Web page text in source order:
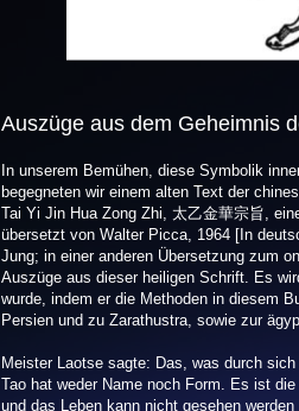
Auszüge aus dem Geheimnis
In unserem Bemühen, diese Symbolik
begegneten wir einem alten Text der
Tai Yi Jin Hua Zong Zhi, 太乙金華宗旨,
übersetzt von Walter Picca, 1964 [In
Jung; in einer anderen Übersetzung zum
Auszüge aus dieser heiligen Schrift. Es
wurde, indem er die Methoden in diesem
Persien und zu Zarathustra, sowie zur
Meister Laotse sagte: Das, was durch
Tao hat weder Name noch Form. Es ist
und das Leben kann nicht gesehen